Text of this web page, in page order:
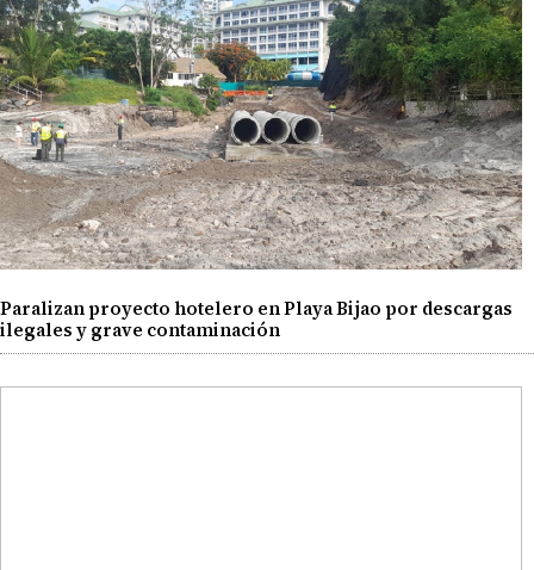
Paralizan proyecto hotelero en Playa Bijao por descargas
ilegales y grave contaminación